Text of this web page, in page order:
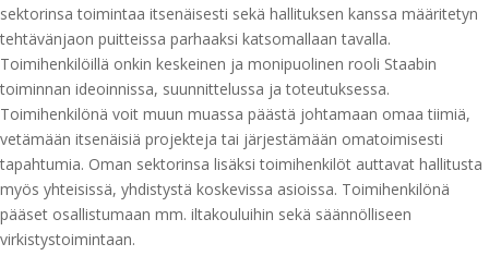
sektorinsa toimintaa itsenäisesti sekä hallituksen kanssa määritetyn
tehtävänjaon puitteissa parhaaksi katsomallaan tavalla.
Toimihenkilöillä onkin keskeinen ja monipuolinen rooli Staabin
toiminnan ideoinnissa, suunnittelussa ja toteutuksessa.
Toimihenkilönä voit muun muassa päästä johtamaan omaa tiimiä,
vetämään itsenäisiä projekteja tai järjestämään omatoimisesti
tapahtumia. Oman sektorinsa lisäksi toimihenkilöt auttavat hallitusta
myös yhteisissä, yhdistystä koskevissa asioissa. Toimihenkilönä
pääset osallistumaan mm. iltakouluihin sekä säännölliseen
virkistystoimintaan.